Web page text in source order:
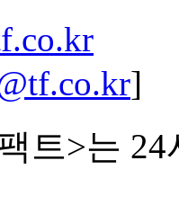
]
트>는